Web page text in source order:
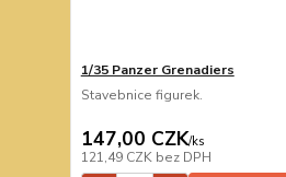
1/35 Panzer Grenadiers
Stavebnice figurek.
147,00 CZK/ks
121,49 CZK bez DPH